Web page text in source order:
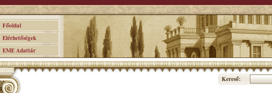
Főoldal
Elérhetőségek
EME Adattár
Kereső: